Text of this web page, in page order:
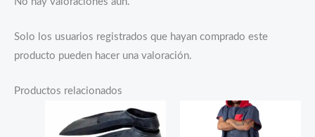
Solo los usuarios registrados que hayan comprado este
producto pueden hacer una valoración.
Productos relacionados